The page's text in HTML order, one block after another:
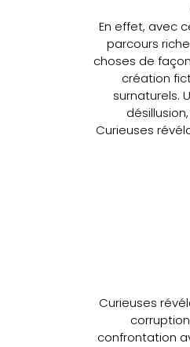
En effet, avec
parcours
choses de
création
surnaturels.
Curieuses
Curieuses
confrontation